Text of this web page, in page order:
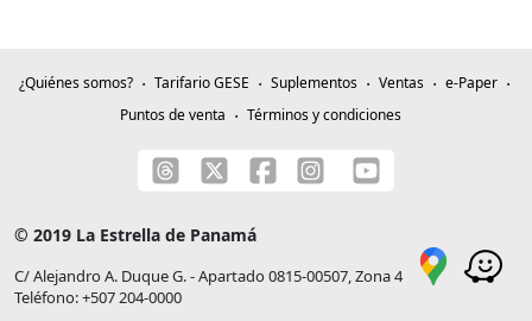
¿Quiénes somos? Tarifario GESE Suplementos Ventas
e-Paper
Puntos de venta
Términos y condiciones
© 2019 La Estrella de Panamá
C/ Alejandro A. Duque G. - Apartado 0815-00507, Zona 4
Teléfono: +507 204-0000